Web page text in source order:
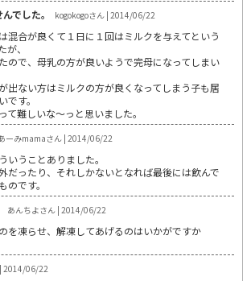
でした。
kogokogoさん | 2014/06/22
混合が良くて１日に１回はミルクを与えてという
、
ので、母乳の方が良いようで完母になってしまい
出ない方はミルクの方が良くなってしまう子も居
です。
て難しいな〜っと思いました。
ーみmamaさん | 2014/06/22
いうことありました。
だったり、それしかないとなれば最後には飲んで
のです。
あんちよさん | 2014/06/22
を凍らせ、解凍してあげるのはいかがですか
| 2014/06/22